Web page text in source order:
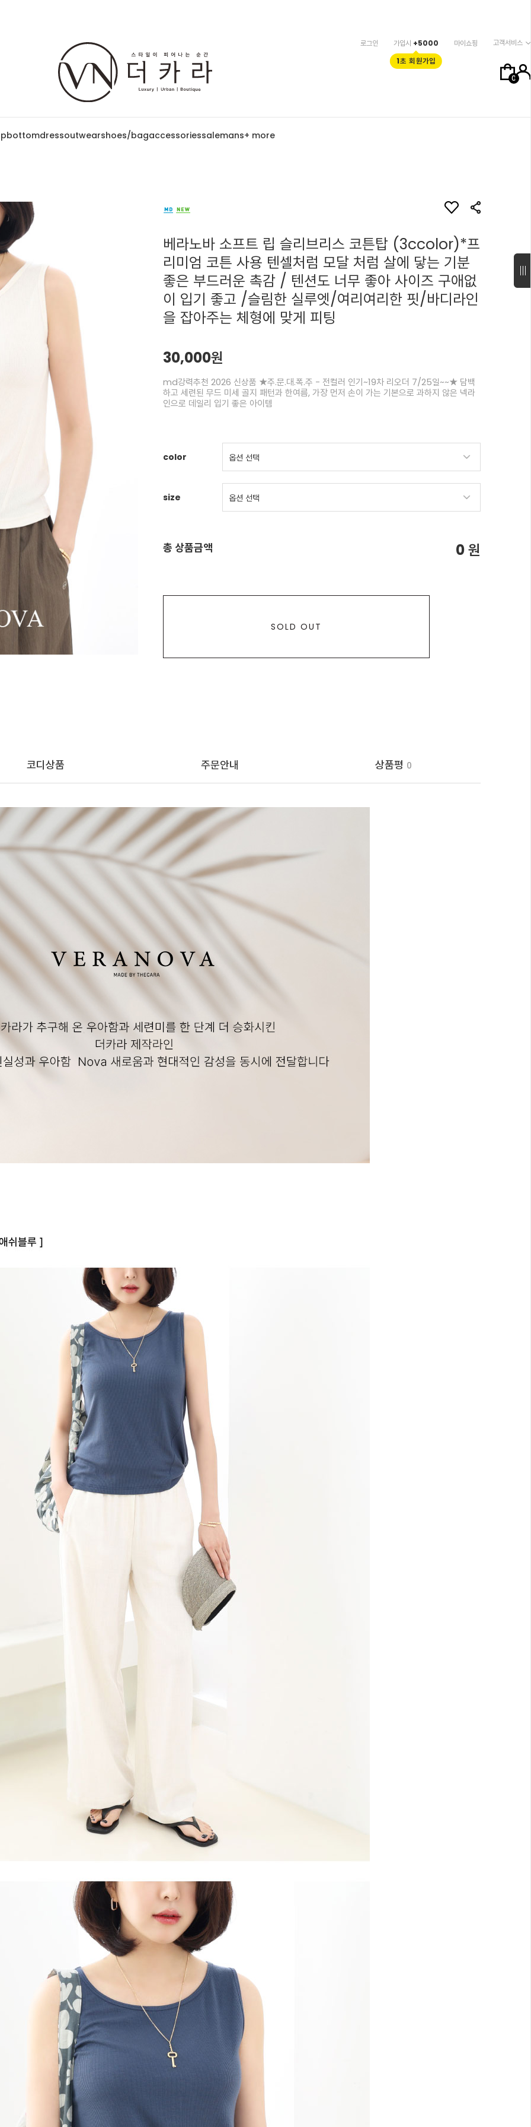
0
로그인 가입시 +5000
1초 회원가입
마이쇼핑 고객서비스
bottomdressoutwearshoes/bagaccessoriessalemans+ more
베라노바 소프트 립 슬리브리스 코튼탑 (3ccolor)*프
리미엄 코튼 사용 텐셀처럼 모달 처럼 살에 닿는 기분
좋은 부드러운 촉감 / 텐션도 너무 좋아 사이즈 구애없
이 입기 좋고 /슬림한 실루엣/여리여리한 핏/바디라인
을 잡아주는 체형에 맞게 피팅
30,000원
md강력추천 2026 신상품 ★주.문.대.폭.주 - 전컬러 인기~19차 리오더 7/25일~~★ 담백
하고 세련된 무드 미세 골지 패턴과 한여름, 가장 먼저 손이 가는 기본으로 과하지 않은 넥라
인으로 데일리 입기 좋은 아이템
color
size
총 상품금액 0원
SOLD OUT
코디상품 주문안내 상품평 0